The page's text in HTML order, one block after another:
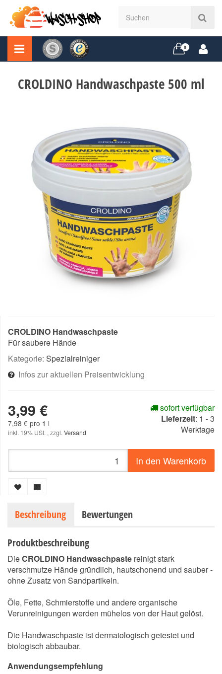
0
CROLDINO Handwaschpaste 500 ml
CROLDINO Handwaschpaste
Für saubere Hände
Kategorie: Spezialreiniger
Infos zur aktuellen Preisentwicklung
3,99 €
7,98 € pro 1 l
inkl. 19% USt. , zzgl. Versand
sofort verfügbar
Lieferzeit: 1 - 3
Werktage
In den Warenkorb
Beschreibung Bewertungen
Produktbeschreibung
DieCROLDINO Handwaschpaste reinigt stark
verschmutze Hände gründlich, hautschonend und sauber -
ohne Zusatz von Sandpartikeln.
Öle, Fette, Schmierstoffe und andere organische
Verunreinigungen werden mühelos von der Haut gelöst.
Die Handwaschpaste ist dermatologisch getestet und
biologisch abbaubar.
Anwendungsempfehlung